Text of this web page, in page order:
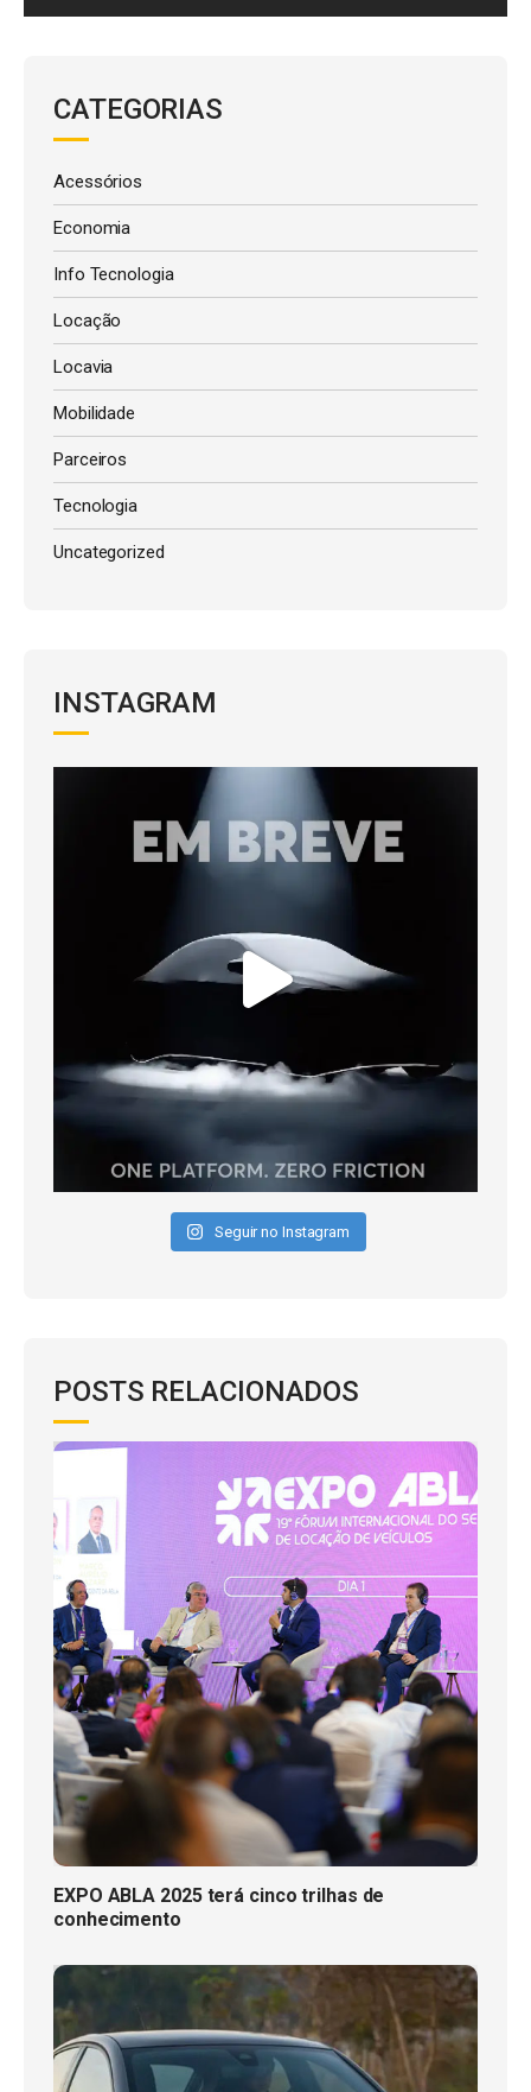
CATEGORIAS
Acessórios
Economia
Info Tecnologia
Locação
Locavia
Mobilidade
Parceiros
Tecnologia
Uncategorized
INSTAGRAM
Seguir no Instagram
POSTS RELACIONADOS
EXPO ABLA 2025 terá cinco trilhas de
conhecimento